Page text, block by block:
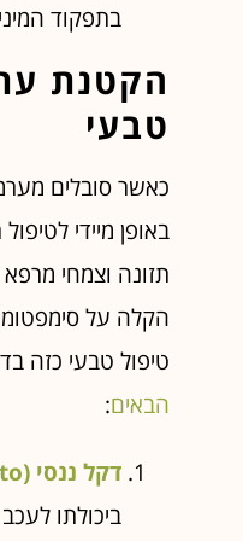
בתפקוד
הקטנת
טבעי
כאשר סובלים
באופן מיידי
הקלה על
טיפול טבעי כזה
הבאים:
דקל ננסי (Saw Palmetto)
ביכולתו